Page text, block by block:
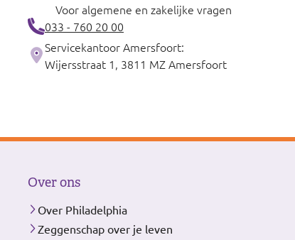
Voor algemene en zakelijke vragen
033 - 760 20 00
Servicekantoor Amersfoort:
Wijersstraat 1, 3811 MZ Amersfoort
Over ons
Over Philadelphia
Zeggenschap over je leven